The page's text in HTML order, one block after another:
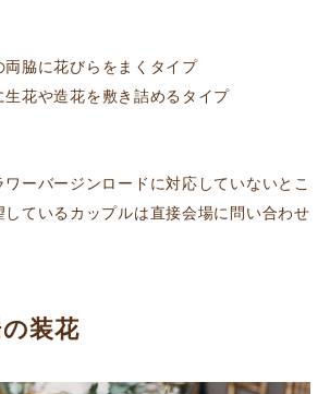
両脇に花びらをまくタイプ
生花や造花を敷き詰めるタイプ
ーバージンロードに対応していないとこ
しているカップルは直接会場に問い合わせ
装花